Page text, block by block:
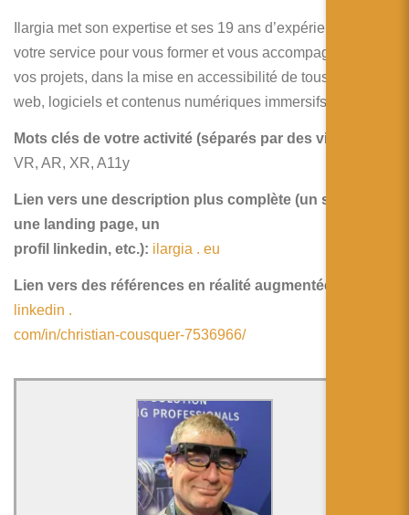
Ilargia met son expertise et ses 19 ans d’expérience à
votre service pour vous former et vous accompagner dans
vos projets, dans la mise en accessibilité de tous vos sites
web, logiciels et contenus numériques immersifs.
Mots clés de votre activité (séparés par des virgules):
VR, AR, XR, A11y
Lien vers une description plus complète (un site web,
une landing page, un
profil linkedin, etc.): ilargia . eu
Lien vers des références en réalité augmentée:
linkedin .
com/in/christian-cousquer-7536966/